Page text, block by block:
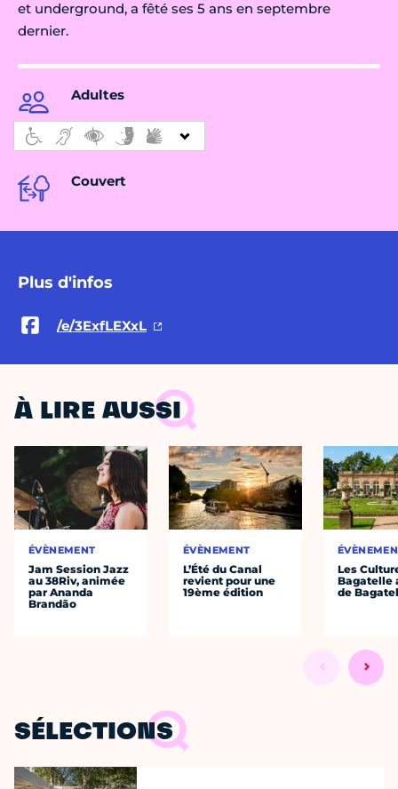
et underground, a fêté ses 5 ans en septembre
dernier.
Adultes
Couvert
Plus d'infos
/e/3ExfLEXxL
À LIRE AUSSI
ÉVÈNEMENT
Jam Session Jazz
au 38Riv, animée
par Ananda
Brandão
ÉVÈNEMENT
L’Été du Canal
revient pour une
19ème édition
Les
Bagatelle
de
SÉLECTIONS